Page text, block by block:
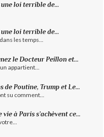
loi terrible de...
loi terrible de...
les temps...
le Docteur Peillon et...
appartient...
de Poutine, Trump et Le...
su comment...
vie à Paris s’achèvent ce...